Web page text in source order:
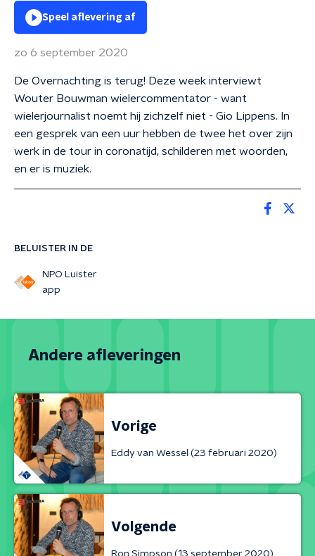
BELUISTER IN DE
NPO Luister
app
Speel aflevering af
zo 6 september 2020
De Overnachting is terug! Deze week interviewt
Wouter Bouwman wielercommentator - want
wielerjournalist noemt hij zichzelf niet - Gio Lippens. In
een gesprek van een uur hebben de twee het over zijn
werk in de tour in coronatijd, schilderen met woorden,
en er is muziek.
Andere afleveringen
Vorige
Eddy van Wessel (23 februari 2020)
Volgende
Ron Simpson (13 september 2020)